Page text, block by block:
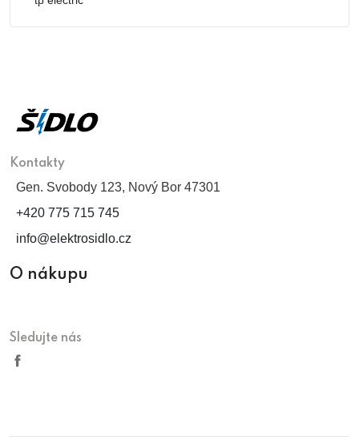
Kontakty
Gen. Svobody 123, Nový Bor 47301
+420 775 715 745
info@elektrosidlo.cz
O nákupu
Sledujte nás